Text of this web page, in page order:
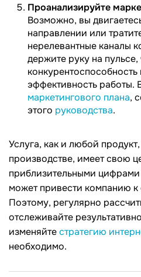
Проанализируйте
Возможно, вы
направлении или
нерелевантные каналы
держите руку на
эффективность работы.
маркетингового плана,
этого руководства.
Услуга, как и любой
производстве, имеет свою
приблизительными цифрами
может привести компанию к
Поэтому, регулярно
отслеживайте
изменяйтестратегию
необходимо.